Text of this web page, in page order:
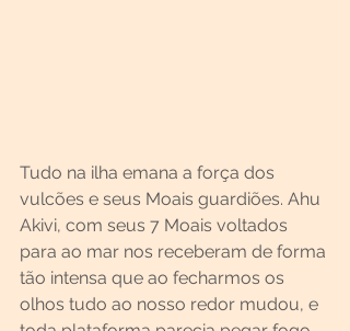
Tudo na ilha emana a força dos
vulcões e seus Moais guardiões. Ahu
Akivi, com seus 7 Moais voltados
para ao mar nos receberam de forma
tão intensa que ao fecharmos os
olhos tudo ao nosso redor mudou, e